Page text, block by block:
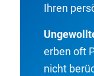
Ihren
erben oft
nicht